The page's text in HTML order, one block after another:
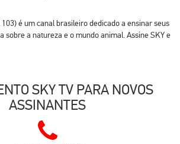
é um canal brasileiro dedicado a ensinar seus
sobre a natureza e o mundo animal. Assine SKY e
SKY TV PARA NOVOS
ASSINANTES